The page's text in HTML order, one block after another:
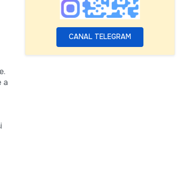
a
CANAL TELEGRAM